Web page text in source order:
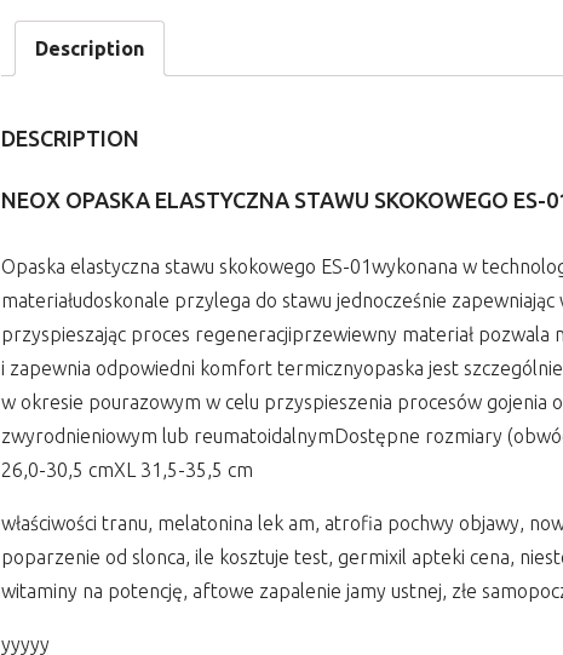
Description
DESCRIPTION
NEOX OPASKA ELASTYCZNA STAWU SKOKOWEGO ES-
Opaska elastyczna stawu skokowego ES-01wykonana w
materiałudoskonale przylega do stawu jednocześnie
przyspieszając proces regeneracjiprzewiewny materiał pozwala
i zapewnia odpowiedni komfort termicznyopaska jest
w okresie pourazowym w celu przyspieszenia procesów gojenia
zwyrodnieniowym lub reumatoidalnymDostępne rozmiary
26,0-30,5 cmXL 31,5-35,5 cm
właściwości tranu, melatonina lek am, atrofia pochwy objawy,
poparzenie od slonca, ile kosztuje test, germixil apteki cena,
witaminy na potencję, aftowe zapalenie jamy ustnej, złe
yyyyy